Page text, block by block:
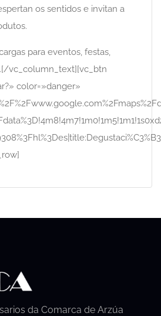
os sentidos e invitan a
para eventos, festas,
vc_column_text][vc_btn
color=»danger»
da Comarca de Arzúa